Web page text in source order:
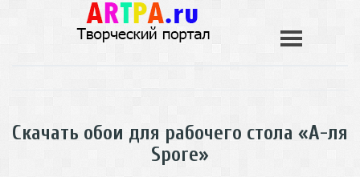
Скачать обои для рабочего стола «А-ля
Spore»